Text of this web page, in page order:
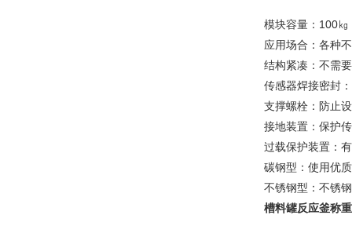
模块容量：100
应用场合：各种
结构紧凑：不需
传感器焊接密封
支撑螺栓：防止
接地装置：保护
过载保护装置：
碳钢型：使用优
不锈钢型：不锈
槽料罐反应釜称